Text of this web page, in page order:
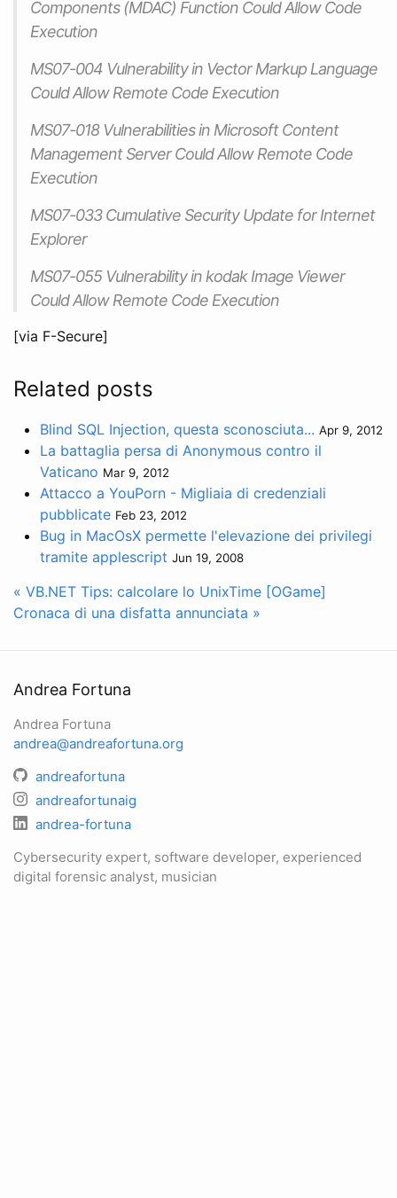
Components (MDAC) Function Could Allow Code
Execution
MS07-004 Vulnerability in Vector Markup Language
Could Allow Remote Code Execution
MS07-018 Vulnerabilities in Microsoft Content
Management Server Could Allow Remote Code
Execution
MS07-033 Cumulative Security Update for Internet
Explorer
MS07-055 Vulnerability in kodak Image Viewer
Could Allow Remote Code Execution
[via F-Secure]
Related posts
Blind SQL Injection, questa sconosciuta... Apr 9, 2012
La battaglia persa di Anonymous contro il
Vaticano Mar 9, 2012
Attacco a YouPorn - Migliaia di credenziali
pubblicate Feb 23, 2012
Bug in MacOsX permette l'elevazione dei privilegi
tramite applescript Jun 19, 2008
« VB.NET Tips: calcolare lo UnixTime [OGame]
Cronaca di una disfatta annunciata »
Andrea Fortuna
Andrea Fortuna
andrea@andreafortuna.org
andreafortuna
andreafortunaig
andrea-fortuna
Cybersecurity expert, software developer, experienced
digital forensic analyst, musician